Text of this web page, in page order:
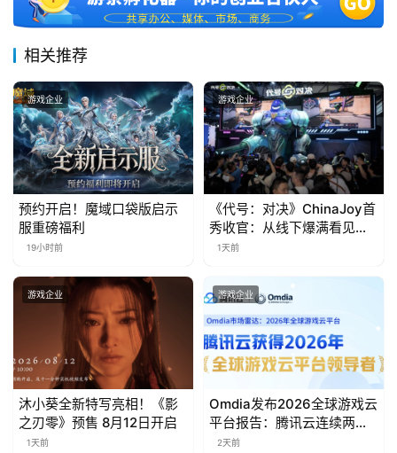
奖
7
月
3
0
日
游
茶
会
上
海
相关推荐
游戏企业
预约开启！魔域口袋版启示
服重磅福利
19小时前
游戏企业
《代号：对决》ChinaJoy首
秀收官：从线下爆满看见玩
家的真实期待
1天前
游戏企业
沐小葵全新特写亮相！《影
之刃零》预售 8月12日开启
1天前
游戏企业
Omdia发布2026全球游戏云
平台报告：腾讯云连续两年
入选“领导者”象限
2天前